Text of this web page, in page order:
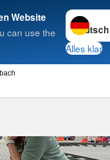
Website
can use the
Sprache
Alles klar
Suche